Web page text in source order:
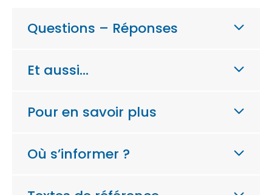
Questions – Réponses
Et aussi…
Pour en savoir plus
Où s’informer ?